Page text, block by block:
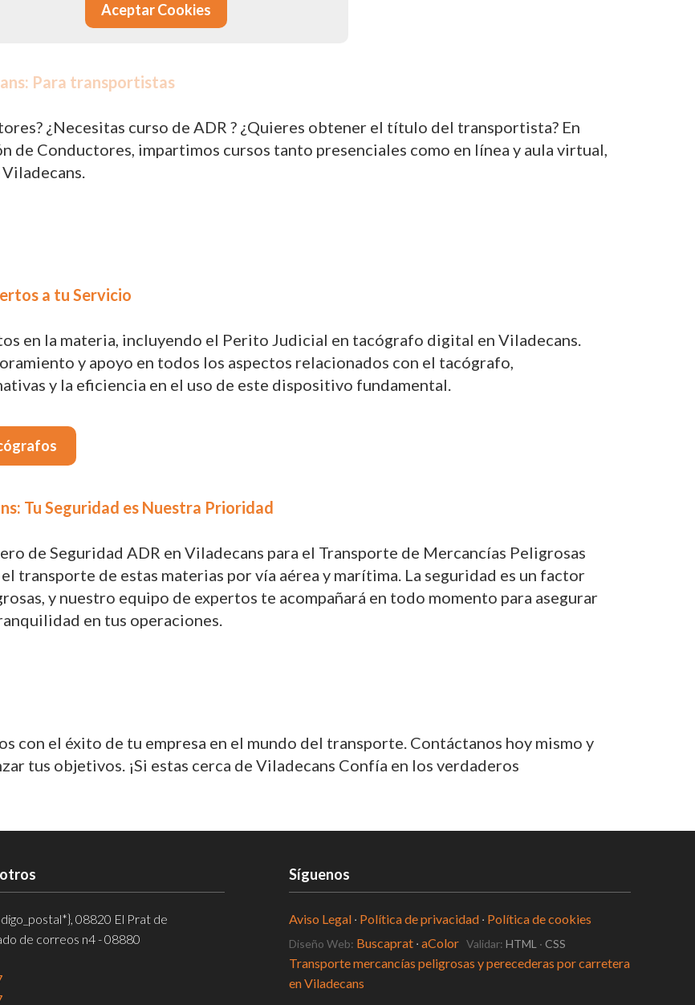
Para transportistas
¿Necesitas curso de ADR ? ¿Quieres obtener el título del transportista? En
de Conductores, impartimos cursos tanto presenciales como en línea y aula virtual,
a tu Servicio
en la materia, incluyendo el Perito Judicial en tacógrafo digital en Viladecans.
y apoyo en todos los aspectos relacionados con el tacógrafo,
y la eficiencia en el uso de este dispositivo fundamental.
Tu Seguridad es Nuestra Prioridad
de Seguridad ADR en Viladecans para el Transporte de Mercancías Peligrosas
transporte de estas materias por vía aérea y marítima. La seguridad es un factor
y nuestro equipo de expertos te acompañará en todo momento para asegurar
en tus operaciones.
con el éxito de tu empresa en el mundo del transporte. Contáctanos hoy mismo y
tus objetivos. ¡Si estas cerca de Viladecans Confía en los verdaderos
08820 El Prat de
de correos n4 - 08880
Síguenos
Aviso Legal · Política de privacidad · Política de cookies
Diseño Web: Buscaprat ·aColor Validar:HTML ·CSS
Transporte mercancías peligrosas y perecederas por carretera
en Viladecans
Aceptar Cookies